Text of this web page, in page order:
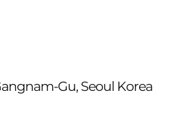
Gu, Seoul Korea